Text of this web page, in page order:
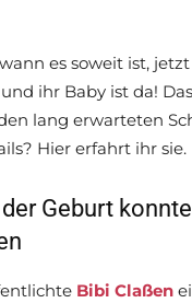
es soweit ist,
ihr Baby ist da!
lang erwarteten
Hier erfahrt ihr sie.
Geburt
Bibi Claßen